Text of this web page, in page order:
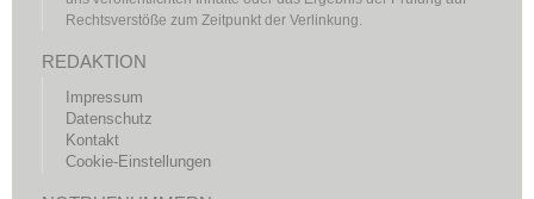
Rechtsverstöße zum Zeitpunkt der Verlinkung.
REDAKTION
Impressum
Datenschutz
Kontakt
Cookie-Einstellungen